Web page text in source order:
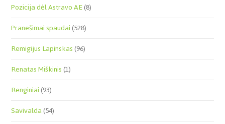
Pozicija dėl Astravo AE(8)
Pranešimai spaudai(528)
Remigijus Lapinskas(96)
Renatas Miškinis(1)
Renginiai(93)
Savivalda(54)